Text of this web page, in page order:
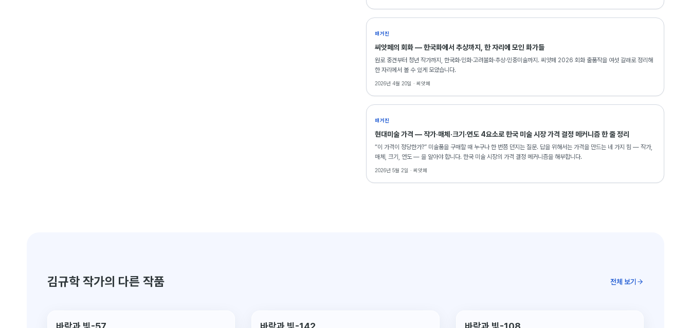
매거진
씨앗페의 회화 — 한국화에서 추상까지, 한 자리에 모인 화가들
원로 중견부터 청년 작가까지, 한국화·민화·고려불화·추상·민중미술까지. 씨앗페 2026 회화 출품작을 여섯 갈래로 정리해
한 자리에서 볼 수 있게 모았습니다.
2026년 4월 20일 · 씨앗페
매거진
현대미술 가격 — 작가·매체·크기·연도 4요소로 한국 미술 시장 가격 결정 메커니즘 한 줄 정리
“이 가격이 정당한가?” 미술품을 구매할 때 누구나 한 번쯤 던지는 질문. 답을 위해서는 가격을 만드는 네 가지 힘 — 작가,
매체, 크기, 연도 — 을 알아야 합니다. 한국 미술 시장의 가격 결정 메커니즘을 해부합니다.
2026년 5월 2일 · 씨앗페
김규학 작가의 다른 작품 전체 보기
단 1점뿐인 원작 단 1점뿐인 원작